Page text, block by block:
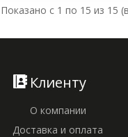
Показано с 1 по 15 из 15
Клиенту
О компании
Доставка и оплата